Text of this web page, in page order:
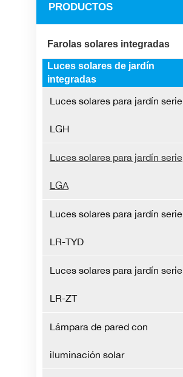
PRODUCTOS
Farolas solares integradas
Luces solares de jardín
integradas
Luces solares para jardín serie
LGH
Luces solares para jardín serie
LGA
Luces solares para jardín serie
LR-TYD
Luces solares para jardín serie
LR-ZT
Lámpara de pared con
iluminación solar